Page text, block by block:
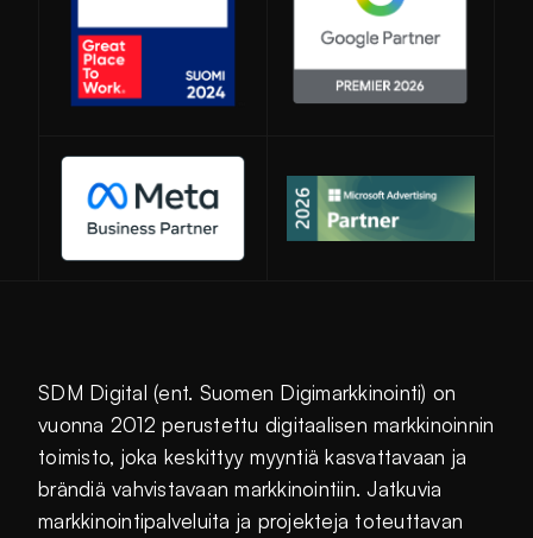
Avautuu uuteen ikkunaan
SDM Digital (ent. Suomen Digimarkkinointi) on
vuonna 2012 perustettu digitaalisen markkinoinnin
toimisto, joka keskittyy myyntiä kasvattavaan ja
brändiä vahvistavaan markkinointiin. Jatkuvia
markkinointipalveluita ja projekteja toteuttavan